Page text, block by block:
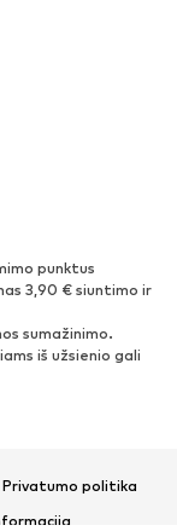
punktus
3,90 € siuntimo ir
sumažinimo.
iš užsienio gali
Privatumo politika